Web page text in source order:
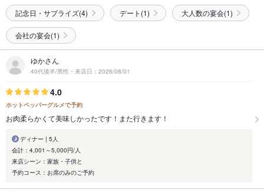
記念日・サプライズ(4) デート(1) 大人数の宴会(1)
会社の宴会(1)
ゆかさん
40代後半/男性・来店日：2026/08/01
4.0
ホットペッパーグルメで予約
お肉柔らかくて美味しかったです！また行きます！
ディナー | 5人
会計：4,001～5,000円/人
来店シーン：家族・子供と
予約コース：お席のみのご予約